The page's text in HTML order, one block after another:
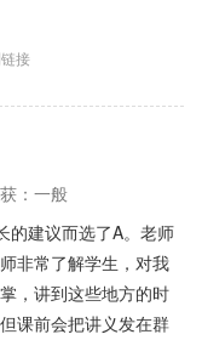
接
：一般
的建议而选了A。老师
非常了解学生，对我
，讲到这些地方的时
课前会把讲义发在群